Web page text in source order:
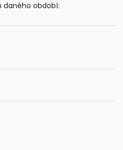
daného období: